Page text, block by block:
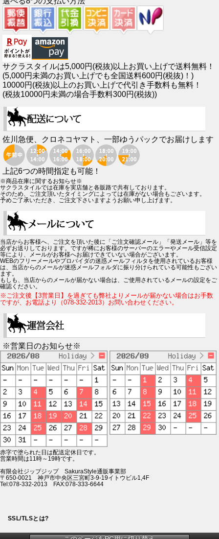
サクラスタイルは5,000円(税抜)以上お買い上げで送料無料！
(5,000円未満のお買い上げでも全国送料600円(税抜)！)
10000円(税抜)以上のお買い上げで代引き手数料も無料！
(税抜10000円未満の場合手数料300円(税抜))
佐川急便、クロネコヤマト、一部ゆうパックでお届けします
上記6つの時間指定も可能！
※商品在庫に関するお知らせ※
サクラスタイルでは在庫を実店舗と各販路で共有しております。
そのため、ご注文頂いたタイミングによっては在庫がない場合もございます。
予めご了承いただき、ご注文下さいますようお願い申し上げます。
当店からお客様へ、ご注文を頂いた後に「ご注文確認メール」「発送メール」等を
必ずお送りしております。ですが稀にお客様のサーバーのエラーやメール受信設定
等により、メールがお客様へお届けできていない場合がございます。
WEBのフリーメールやプロバイダの迷惑メールフィルタを使用されているお客様
は、当店からのメールが迷惑メールフォルダに振り分けられている可能性もござい
ます。
もしも、当店からのメールが届かない場合は、ご使用されているメールの設定をご
確認ください。
※ご注文後【3営業日】を過ぎても弊社よりメールが届かない場合はお手数
ですが、お電話より（078-332-2013）お問い合わせください。
※営業日のお知らせ※
赤字で塗られた日は配送定休日です。
営業時間は11時～19時です。
有限会社ジップジップ SakuraStyle通販事業部
〒650-0021 神戸市中央区三宮町3-9-19イトウビル1,4F
Tel:078-332-2013 FAX:078-333-6644
SSL/TLSとは?